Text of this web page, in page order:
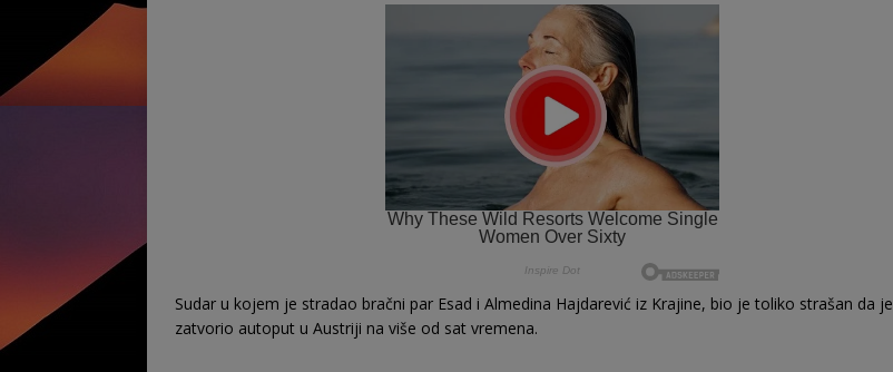
Sudar u kojem je stradao bračni par Esad i Almedina Hajdarević iz Krajine, bio je toliko strašan da je
zatvorio autoput u Austriji na više od sat vremena.